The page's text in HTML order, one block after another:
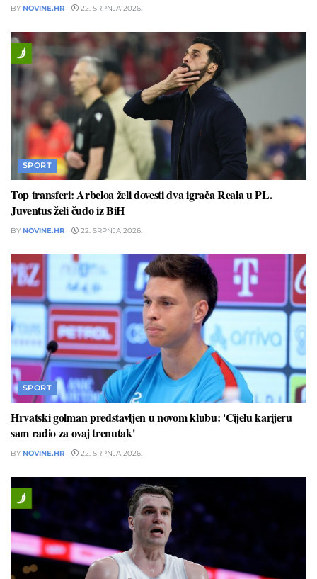
BY NOVINE.HR 22. SRPNJA 2026.
SPORT
Top transferi: Arbeloa želi dovesti dva igrača Reala u PL.
Juventus želi čudo iz BiH
BY NOVINE.HR 22. SRPNJA 2026.
SPORT
Hrvatski golman predstavljen u novom klubu: 'Cijelu karijeru
sam radio za ovaj trenutak'
BY NOVINE.HR 22. SRPNJA 2026.